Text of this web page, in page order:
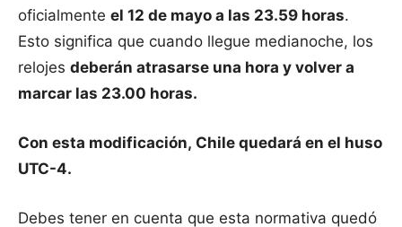
oficialmente el 12 de mayo a las 23.59 horas.
Esto significa que cuando llegue medianoche, los
relojes deberán atrasarse una hora y volver a
marcar las 23.00 horas.
Con esta modificación, Chile quedará en el huso
UTC-4.
Debes tener en cuenta que esta normativa quedó